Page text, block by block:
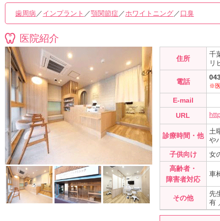
歯周病 ／インプラント ／顎関節症 ／ホワイトニング／口臭
医院紹介
住所
千
リ
電話
※
E-mail
URL
診療時間・他
土
や
子供向け
女
高齢者・
障害者対応
車
その他
先
有